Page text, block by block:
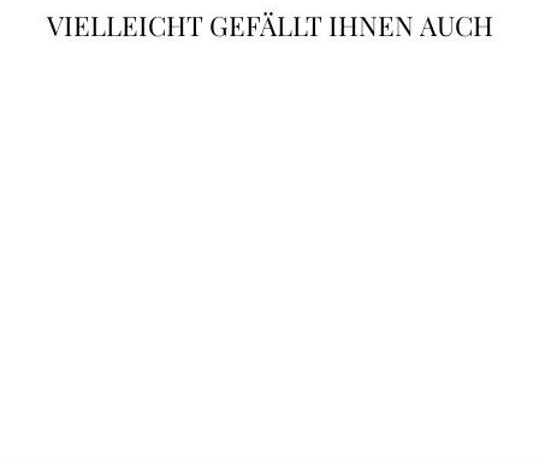
VIELLEICHT GEFÄLLT IHNEN AUCH